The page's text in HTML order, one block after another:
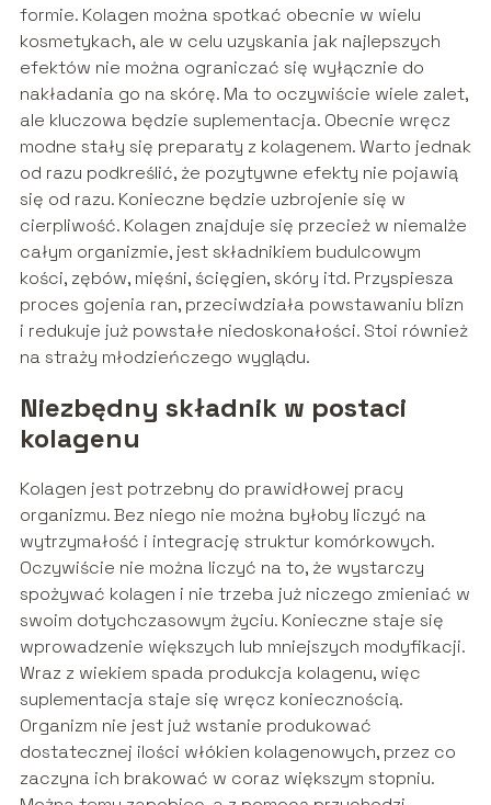
formie. Kolagen można spotkać obecnie w wielu
kosmetykach, ale w celu uzyskania jak najlepszych
efektów nie można ograniczać się wyłącznie do
nakładania go na skórę. Ma to oczywiście wiele zalet,
ale kluczowa będzie suplementacja. Obecnie wręcz
modne stały się preparaty z kolagenem. Warto jednak
od razu podkreślić, że pozytywne efekty nie pojawią
się od razu. Konieczne będzie uzbrojenie się w
cierpliwość. Kolagen znajduje się przecież w niemalże
całym organizmie, jest składnikiem budulcowym
kości, zębów, mięśni, ścięgien, skóry itd. Przyspiesza
proces gojenia ran, przeciwdziała powstawaniu blizn
i redukuje już powstałe niedoskonałości. Stoi również
na straży młodzieńczego wyglądu.
Niezbędny składnik w postaci
kolagenu
Kolagen jest potrzebny do prawidłowej pracy
organizmu. Bez niego nie można byłoby liczyć na
wytrzymałość i integrację struktur komórkowych.
Oczywiście nie można liczyć na to, że wystarczy
spożywać kolagen i nie trzeba już niczego zmieniać w
swoim dotychczasowym życiu. Konieczne staje się
wprowadzenie większych lub mniejszych modyfikacji.
Wraz z wiekiem spada produkcja kolagenu, więc
suplementacja staje się wręcz koniecznością.
Organizm nie jest już wstanie produkować
dostatecznej ilości włókien kolagenowych, przez co
zaczyna ich brakować w coraz większym stopniu.